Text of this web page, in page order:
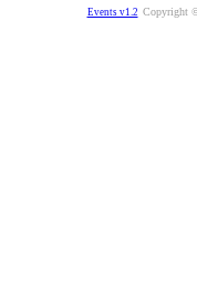
Events v1.2 Copyright